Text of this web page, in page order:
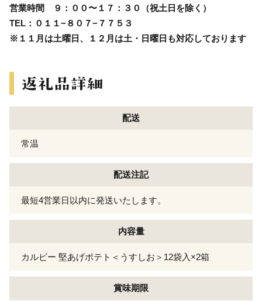
営業時間 ９：００〜１７：３０（祝土日を除く）
TEL：０１１−８０７−７７５３
※１１月は土曜日、１２月は土・日曜日も対応しております
配送
常温
配送注記
最短4営業日以内に発送いたします。
内容量
カルビー 堅あげポテト＜うすしお＞12袋入×2箱
賞味期限